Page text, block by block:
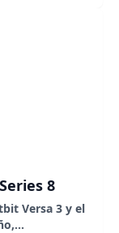
8
Versa 3 y el